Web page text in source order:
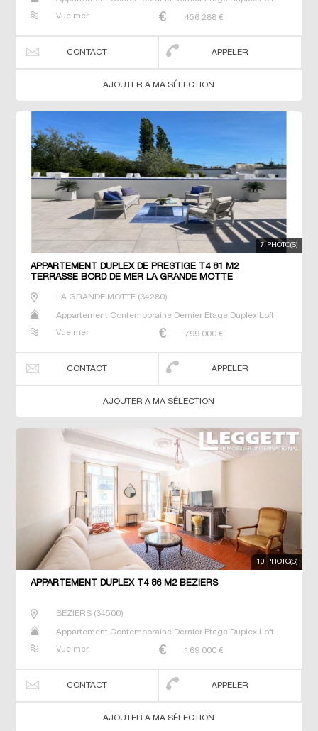
Vue mer
456 288 €
CONTACT APPELER
AJOUTER A MA SÉLECTION
7 PHOTO(S)
APPARTEMENT DUPLEX DE PRESTIGE T4 81 M2
TERRASSE BORD DE MER LA GRANDE MOTTE
LA GRANDE MOTTE(34280)
Appartement Contemporaine Dernier Etage Duplex Loft
Vue mer
799 000 €
CONTACT APPELER
AJOUTER A MA SÉLECTION
10 PHOTO(S)
APPARTEMENT DUPLEX T4 86 M2 BEZIERS
BEZIERS(34500)
Appartement Contemporaine Dernier Etage Duplex Loft
Vue mer
169 000 €
CONTACT APPELER
AJOUTER A MA SÉLECTION